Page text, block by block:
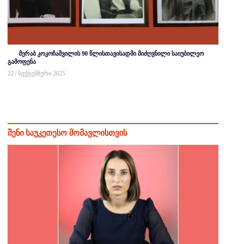
მერაბ კოკოჩაშვილის 90 წლისთავისადმი მიძღვნილი საიუბილეო
გამოფენა
22 / სექტემბერი 2025
შენი საუკეთესო მომავლისთვის